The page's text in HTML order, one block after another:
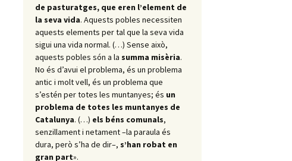
de pasturatges, que eren l’element de
la seva vida. Aquests pobles necessiten
aquests elements per tal que la seva vida
sigui una vida normal. (…) Sense això,
aquests pobles són a la summa misèria.
No és d’avui el problema, és un problema
antic i molt vell, és un problema que
s’estén per totes les muntanyes; és un
problema de totes les muntanyes de
Catalunya. (…) els béns comunals,
senzillament i netament –la paraula és
dura, però s’ha de dir–, s’han robat en
gran part».